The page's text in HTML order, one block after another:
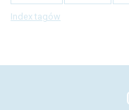
Index tagów